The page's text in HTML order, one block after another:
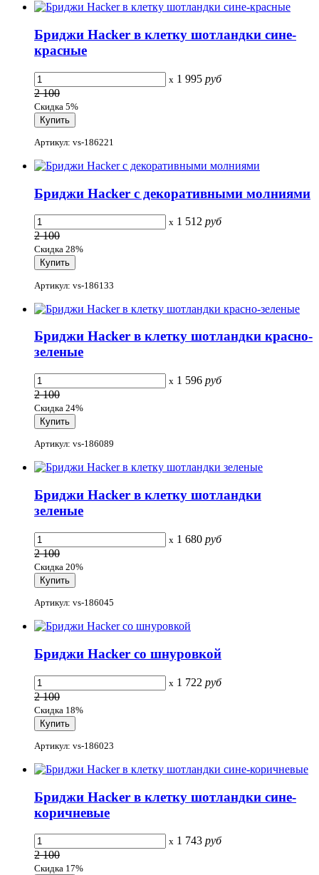
Бриджи Hacker в клетку шотландки сине-
красные
x 1 995 руб
2 100
Скидка 5%
Артикул: vs-186221
Бриджи Hacker с декоративными молниями
x 1 512 руб
2 100
Скидка 28%
Артикул: vs-186133
Бриджи Hacker в клетку шотландки красно-
зеленые
x 1 596 руб
2 100
Скидка 24%
Артикул: vs-186089
Бриджи Hacker в клетку шотландки
зеленые
x 1 680 руб
2 100
Скидка 20%
Артикул: vs-186045
Бриджи Hacker со шнуровкой
x 1 722 руб
2 100
Скидка 18%
Артикул: vs-186023
Бриджи Hacker в клетку шотландки сине-
коричневые
x 1 743 руб
2 100
Скидка 17%